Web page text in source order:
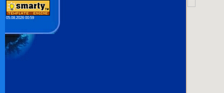
05.08.2026 00:59